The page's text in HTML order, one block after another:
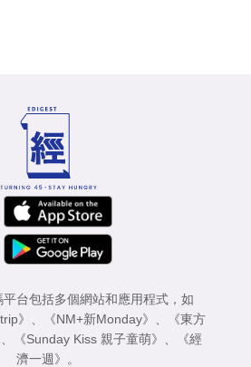
台包括多個網站和應用程式，如
》 《NM+新Monday》
《東方
《Sunday Kiss 親子童萌》
《經
濟一週》
。